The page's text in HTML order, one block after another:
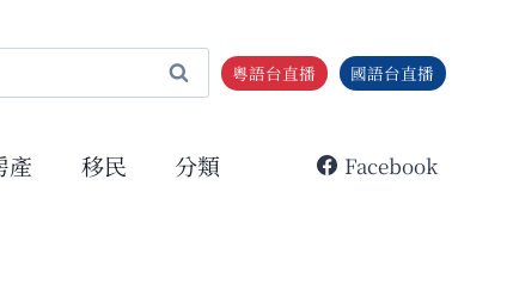
粵語台直播 國語台直播
產 移民 分類 Facebook